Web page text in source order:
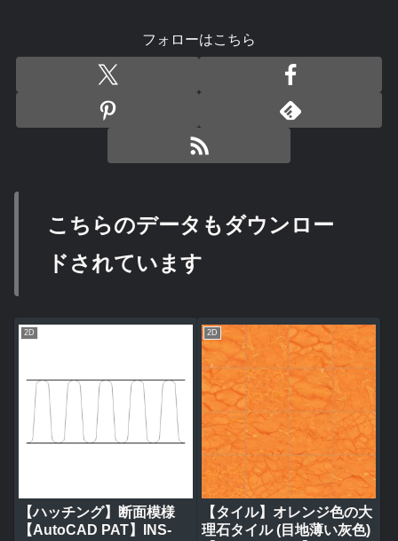
フォローはこちら
こちらのデータもダウンロー
ドされています
2D
【ハッチング】断面模様
【AutoCAD PAT】INS-
2D
【タイル】オレンジ色の大
理石タイル (目地薄い灰色)